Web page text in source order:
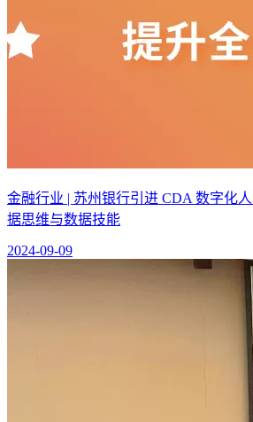
金融行业 | 苏州银行引进 CDA 数字化
据思维与数据技能
2024-09-09